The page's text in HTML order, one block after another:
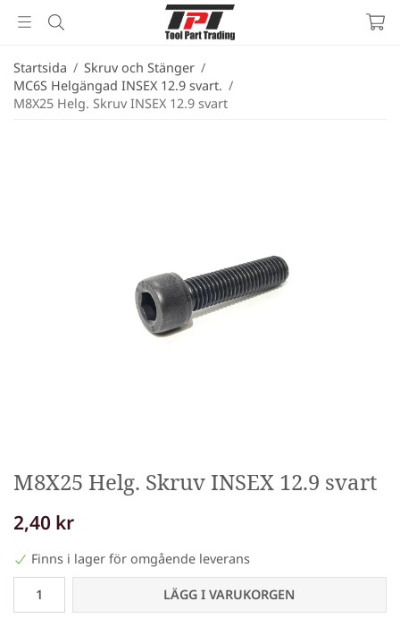
Startsida / Skruv och Stänger /
MC6S Helgängad INSEX 12.9 svart. /
M8X25 Helg. Skruv INSEX 12.9 svart
M8X25 Helg. Skruv INSEX 12.9 svart
2,40 kr
Finns i lager för omgående leverans
LÄGG I VARUKORGEN